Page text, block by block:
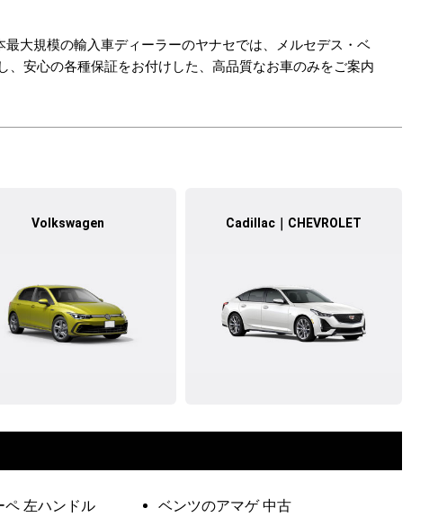
大規模の輸入車ディーラーのヤナセでは、メルセデス・ベ
安心の各種保証をお付けした、高品質なお車のみをご案内
Volkswagen Cadillac｜CHEVROLET
ペ 左ハンドル
ベンツのアマゲ 中古